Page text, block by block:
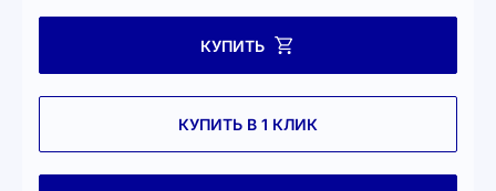
КУПИТЬ
КУПИТЬ В 1 КЛИК